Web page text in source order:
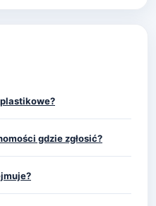
gdzie zgłosić?